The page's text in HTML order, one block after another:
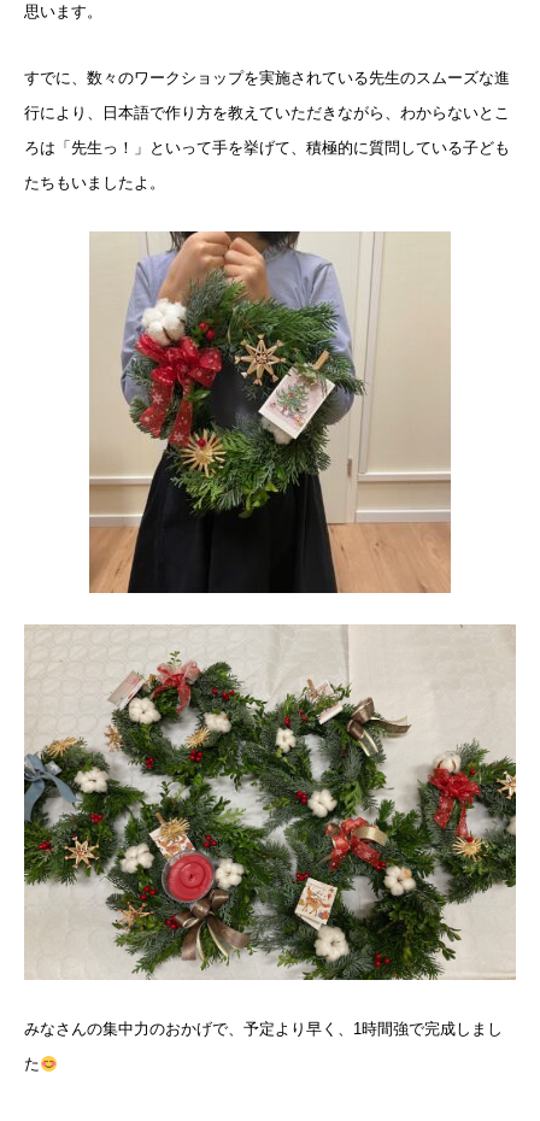
思います。
すでに、数々のワークショップを実施されている先生のスムーズな進
行により、日本語で作り方を教えていただきながら、わからないとこ
ろは「先生っ！」といって手を挙げて、積極的に質問している子ども
たちもいましたよ。
みなさんの集中力のおかげで、予定より早く、1時間強で完成しまし
た
主宰プロフィール
blog